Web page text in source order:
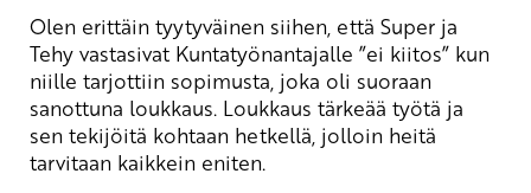
Olen erittäin tyytyväinen siihen, että Super ja
Tehy vastasivat Kuntatyönantajalle ”ei kiitos” kun
niille tarjottiin sopimusta, joka oli suoraan
sanottuna loukkaus. Loukkaus tärkeää työtä ja
sen tekijöitä kohtaan hetkellä, jolloin heitä
tarvitaan kaikkein eniten.